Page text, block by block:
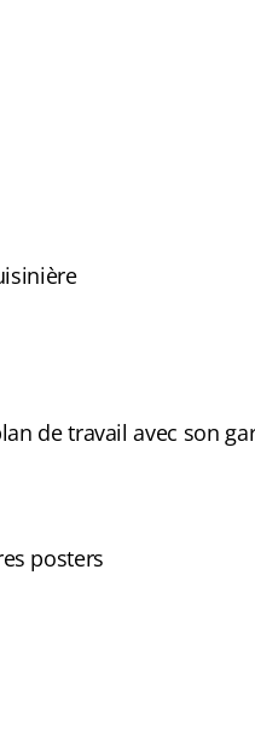
de travail avec son
posters